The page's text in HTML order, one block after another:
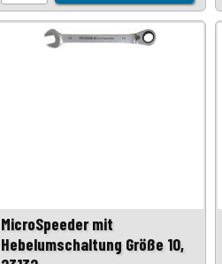
MicroSpeeder mit
Hebelumschaltung Größe 10,